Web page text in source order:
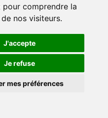
comprendre la
nos visiteurs.
J'accepte
Je refuse
mes préférences